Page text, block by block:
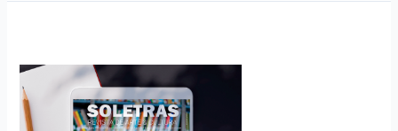
uma
gala
beneficente